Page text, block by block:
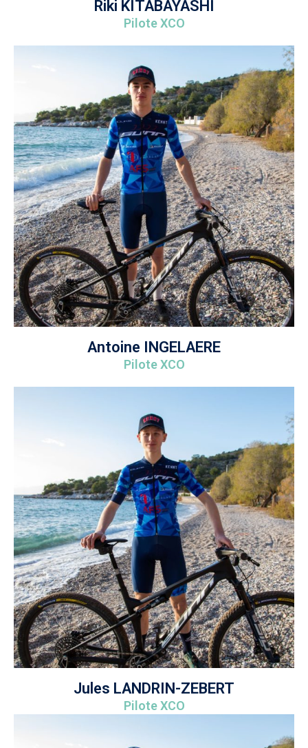
SchoolH
Spot &
Riki KITABAYASHI
Pilote XCO
Antoine INGELAERE
Pilote XCO
Jules LANDRIN-ZEBERT
Pilote XCO